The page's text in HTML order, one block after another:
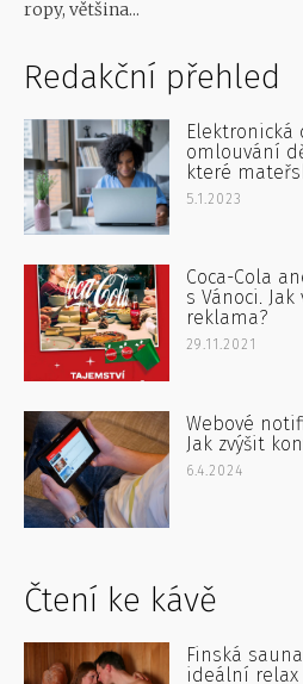
ropy, většina...
Redakční přehled
Elektronická
omlouvání
které
5.1.2023
Coca-Cola
s Vánoci.
reklama?
29.11.2021
Webové
Jak zvýšit
6.4.2024
Čtení ke kávě
Finská
ideální relax